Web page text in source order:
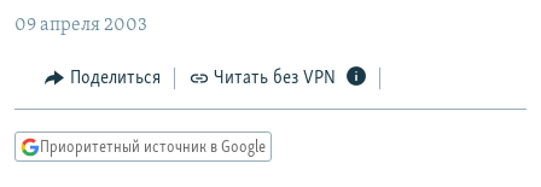
Вернутся
главной
навигации
Вернутся
МНЕНИЯ
КУЛЬТУРА
IDEL.РЕАЛИИ
КАВКАЗ.РЕАЛИИ
09 апреля 2003
Поделиться Читать без VPN
Приоритетный источник в Google